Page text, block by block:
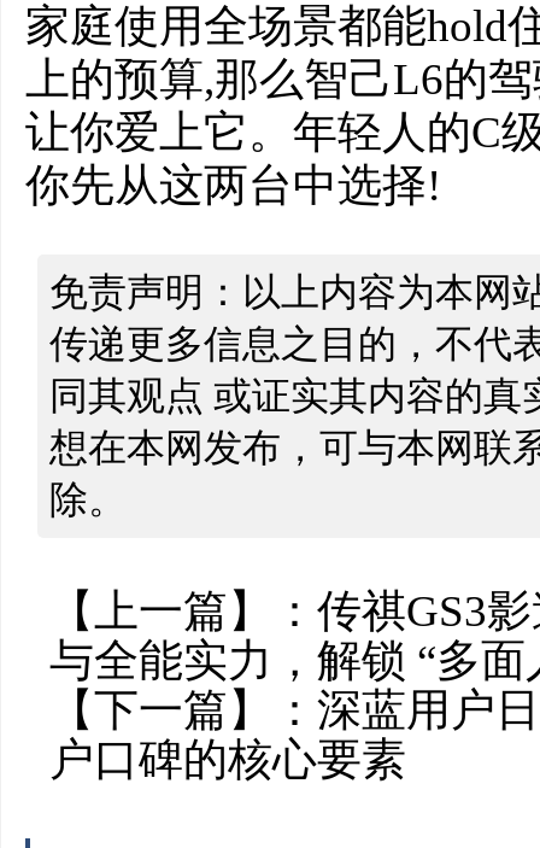
家庭使用全场景都能hold
上的预算,那么智己L6的
让你爱上它。年轻人的C
你先从这两台中选择!
免责声明：以上内容为本网
传递更多信息之目的，不代
同其观点 或证实其内容的
想在本网发布，可与本网联
除。
【上一篇】： 传祺GS3
与全能实力，解锁 “多面
【下一篇】： 深蓝用户
户口碑的核心要素